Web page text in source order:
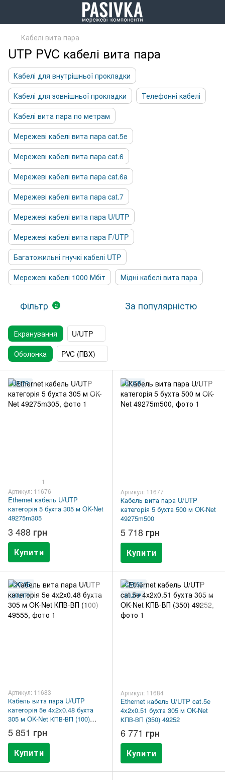
Кабелі вита пара
UTP PVC кабелі вита пара
Кабелі для внутрішньої прокладки
Кабелі для зовнішньої прокладки
Телефонні кабелі
Кабелі вита пара по метрам
Мережеві кабелі вита пара cat.5e
Мережеві кабелі вита пара cat.6
Мережеві кабелі вита пара cat.6a
Мережеві кабелі вита пара cat.7
Мережеві кабелі вита пара U/UTP
Мережеві кабелі вита пара F/UTP
Багатожильні гнучкі кабелі UTP
Мережеві кабелі 1000 Мбіт
Мідні кабелі вита пара
Фільтр 2 За популярністю
Екранування
U/UTP
Оболонка
PVC (ПВХ)
U/UTP
1
Артикул: 11676
Ethernet кабель U/UTP
категорія 5 бухта 305 м OK-Net
49275m305
3 488 грн
Купити
U/UTP
Артикул: 11677
Кабель вита пара U/UTP
категорія 5 бухта 500 м OK-Net
49275m500
5 718 грн
Купити
CAT.5E
U/UTP
Артикул: 11683
Кабель вита пара U/UTP
категорія 5e 4x2x0.48 бухта
305 м OK-Net КПВ-ВП (100)
49555
5 851 грн
Купити
CAT.5E
U/UTP
Артикул: 11684
Ethernet кабель U/UTP cat.5e
4x2x0.51 бухта 305 м OK-Net
КПВ-ВП (350) 49252
6 771 грн
Купити